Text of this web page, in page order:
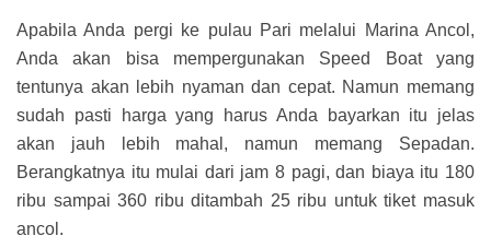
Apabila Anda pergi ke pulau Pari melalui Marina Ancol,
Anda akan bisa mempergunakan Speed Boat yang
tentunya akan lebih nyaman dan cepat. Namun memang
sudah pasti harga yang harus Anda bayarkan itu jelas
akan jauh lebih mahal, namun memang Sepadan.
Berangkatnya itu mulai dari jam 8 pagi, dan biaya itu 180
ribu sampai 360 ribu ditambah 25 ribu untuk tiket masuk
ancol.